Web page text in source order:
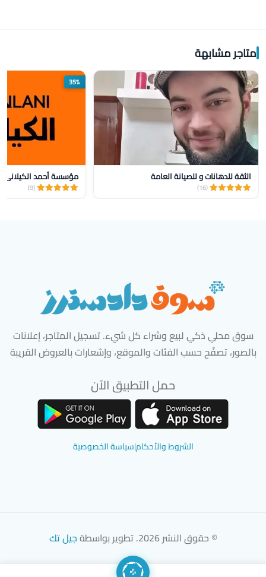
متاجر مشابهة
الثقة للدهانات و للصيانة العامة
(16)
35%
(9)
سوق محلي ذكي لبيع وشراء كل شيء. تسجيل المتاجر، إعلانات
بالصور، تصفّح حسب الفئات والموقع، وإشعارات بالعروض القريبة
حمل التطبيق الآن
الشروط والأحكام|سياسة الخصوصية
© حقوق النشر 2026. تطوير بواسطة جيل تك